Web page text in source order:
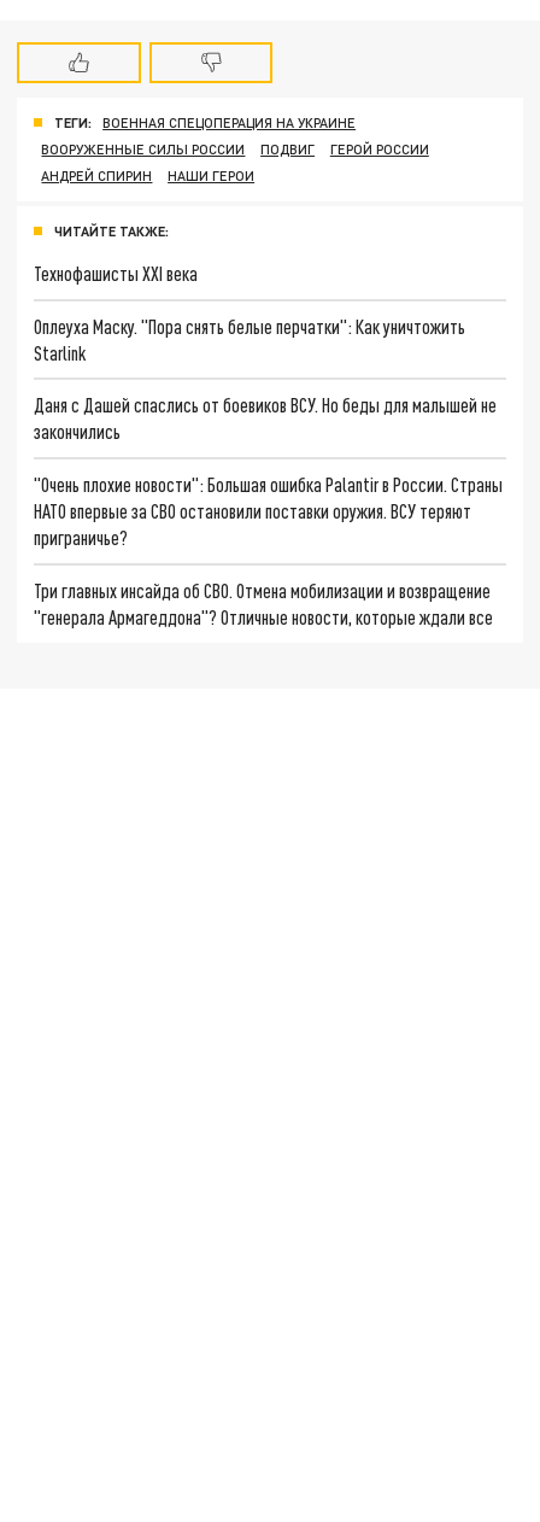
ТЕГИ:
ВОЕННАЯ СПЕЦОПЕРАЦИЯ НА УКРАИНЕ
ВООРУЖЕННЫЕ СИЛЫ РОССИИ
ПОДВИГ
ГЕРОЙ РОССИИ
АНДРЕЙ СПИРИН
НАШИ ГЕРОИ
ЧИТАЙТЕ ТАКЖЕ:
Технофашисты XXI века
Оплеуха Маску. "Пора снять белые перчатки": Как уничтожить
Starlink
Даня с Дашей спаслись от боевиков ВСУ. Но беды для малышей не
закончились
"Очень плохие новости": Большая ошибка Palantir в России. Страны
НАТО впервые за СВО остановили поставки оружия. ВСУ теряют
приграничье?
Три главных инсайда об СВО. Отмена мобилизации и возвращение
"генерала Армагеддона"? Отличные новости, которые ждали все